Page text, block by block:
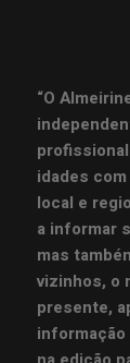
“O
idades
local e
a informar
mas
vizinhos, o
presente,